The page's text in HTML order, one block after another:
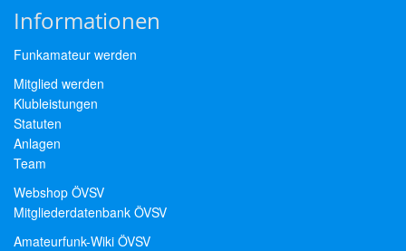
Informationen
Funkamateur werden
Mitglied werden
Klubleistungen
Statuten
Anlagen
Team
Webshop ÖVSV
Mitgliederdatenbank ÖVSV
Amateurfunk-Wiki ÖVSV